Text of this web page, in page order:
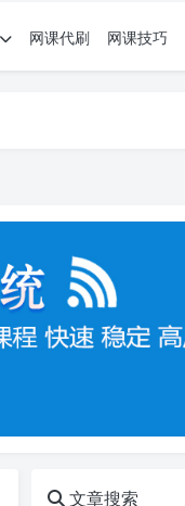
网课代刷 网课技巧
文章搜索